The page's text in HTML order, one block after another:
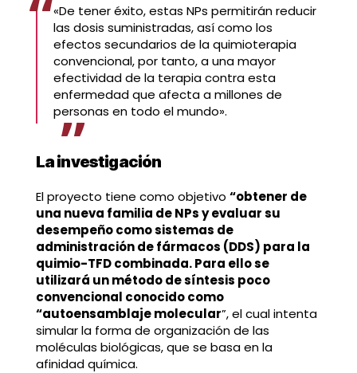
«De tener éxito, estas NPs permitirán reducir
las dosis suministradas, así como los
efectos secundarios de la quimioterapia
convencional, por tanto, a una mayor
efectividad de la terapia contra esta
enfermedad que afecta a millones de
personas en todo el mundo».
La investigación
El proyecto tiene como objetivo “obtener de
una nueva familia de NPs y evaluar su
desempeño como sistemas de
administración de fármacos (DDS) para la
quimio-TFD combinada. Para ello se
utilizará un método de síntesis poco
convencional conocido como
“autoensamblaje molecular”, el cual intenta
simular la forma de organización de las
moléculas biológicas, que se basa en la
afinidad química.